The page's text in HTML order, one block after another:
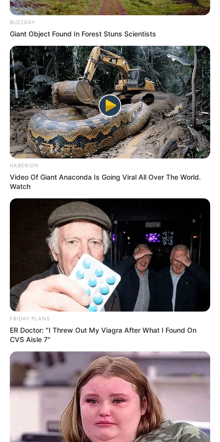
BUZZDAY
Giant Object Found In Forest Stuns Scientists
HABERION
Video Of Giant Anaconda Is Going Viral All Over The World.
Watch
FRIDAY PLANS
ER Doctor: "I Threw Out My Viagra After What I Found On
CVS Aisle 7"